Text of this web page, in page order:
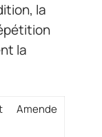
la
la
Amende